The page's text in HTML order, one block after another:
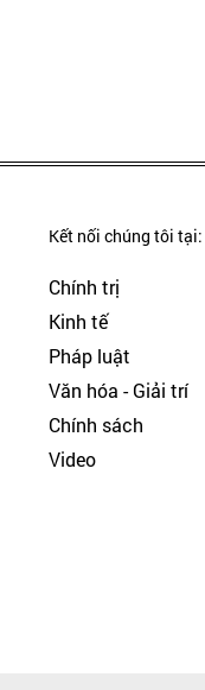
Kết nối chúng tôi tại:
Chính trị
Kinh tế
Pháp luật
Văn hóa - Giải trí
Chính sách
Video